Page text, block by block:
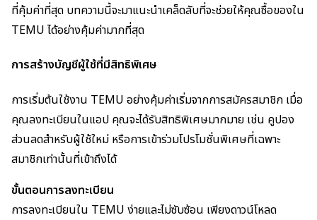
ที่คุ้มค่าที่สุด บทความนี้จะมาแนะนำเคล็ดลับที่จะช่วยให้คุณซื้อของใน
TEMU ได้อย่างคุ้มค่ามากที่สุด
การสร้างบัญชีผู้ใช้ที่มีสิทธิพิเศษ
การเริ่มต้นใช้งาน TEMU อย่างคุ้มค่าเริ่มจากการสมัครสมาชิก เมื่อ
คุณลงทะเบียนในแอป คุณจะได้รับสิทธิพิเศษมากมาย เช่น คูปอง
ส่วนลดสำหรับผู้ใช้ใหม่ หรือการเข้าร่วมโปรโมชั่นพิเศษที่เฉพาะ
สมาชิกเท่านั้นที่เข้าถึงได้
ขั้นตอนการลงทะเบียน
การลงทะเบียนใน TEMU ง่ายและไม่ซับซ้อน เพียงดาวน์โหลด